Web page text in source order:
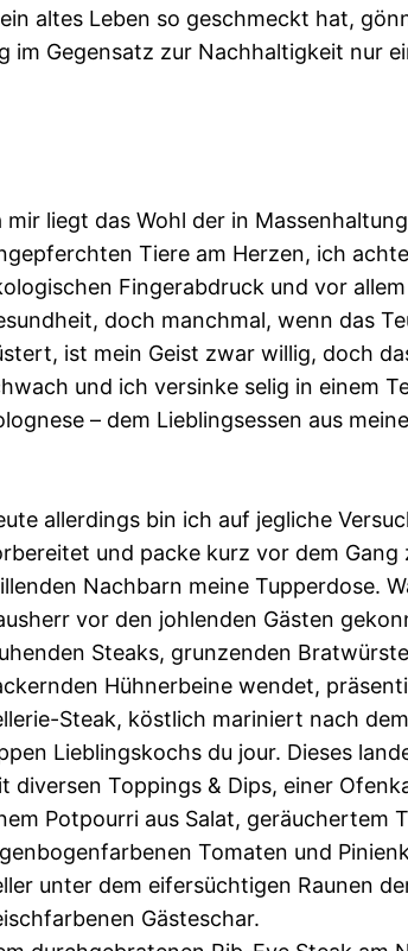
altes Leben so geschmeckt hat,
im Gegensatz zur Nachhaltigkeit nur
mir liegt das Wohl der in Massenhaltung
Tiere am Herzen, ich
Fingerabdruck und vor
doch manchmal, wenn das
ist mein Geist zwar willig, doch
und ich versinke selig in einem
– dem Lieblingsessen aus
allerdings bin ich auf jegliche
und packe kurz vor dem Gang
Nachbarn meine Tupperdose.
vor den johlenden Gästen
Steaks, grunzenden
Hühnerbeine wendet,
Steak, köstlich mariniert nach
Lieblingskochs du jour. Dieses
diversen Toppings & Dips, einer
Potpourri aus Salat, geräuchertem
Tomaten und
unter dem eifersüchtigen Raunen
Gästeschar.